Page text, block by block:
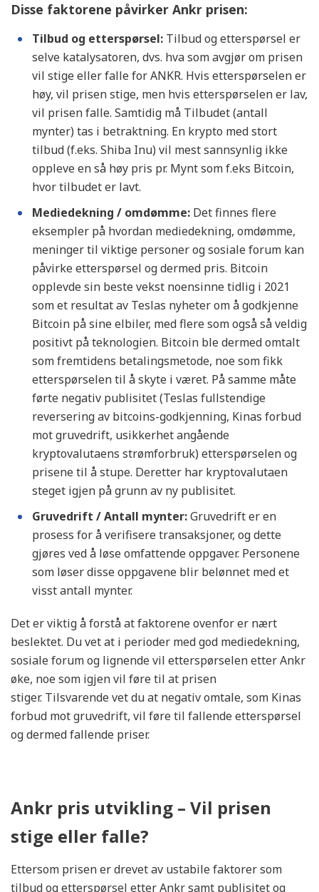
Disse faktorene påvirker Ankr prisen:
Tilbud og etterspørsel: Tilbud og etterspørsel er
selve katalysatoren, dvs. hva som avgjør om prisen
vil stige eller falle for ANKR. Hvis etterspørselen er
høy, vil prisen stige, men hvis etterspørselen er lav,
vil prisen falle. Samtidig må Tilbudet (antall
mynter) tas i betraktning. En krypto med stort
tilbud (f.eks. Shiba Inu) vil mest sannsynlig ikke
oppleve en så høy pris pr. Mynt som f.eks Bitcoin,
hvor tilbudet er lavt.
Mediedekning / omdømme: Det finnes flere
eksempler på hvordan mediedekning, omdømme,
meninger til viktige personer og sosiale forum kan
påvirke etterspørsel og dermed pris. Bitcoin
opplevde sin beste vekst noensinne tidlig i 2021
som et resultat av Teslas nyheter om å godkjenne
Bitcoin på sine elbiler, med flere som også så veldig
positivt på teknologien. Bitcoin ble dermed omtalt
som fremtidens betalingsmetode, noe som fikk
etterspørselen til å skyte i været. På samme måte
førte negativ publisitet (Teslas fullstendige
reversering av bitcoins-godkjenning, Kinas forbud
mot gruvedrift, usikkerhet angående
kryptovalutaens strømforbruk) etterspørselen og
prisene til å stupe. Deretter har kryptovalutaen
steget igjen på grunn av ny publisitet.
Gruvedrift / Antall mynter:Gruvedrift er en
prosess for å verifisere transaksjoner, og dette
gjøres ved å løse omfattende oppgaver. Personene
som løser disse oppgavene blir belønnet med et
visst antall mynter.
Det er viktig å forstå at faktorene ovenfor er nært
beslektet. Du vet at i perioder med god mediedekning,
sosiale forum og lignende vil etterspørselen etter Ankr
øke, noe som igjen vil føre til at prisen
stiger. Tilsvarende vet du at negativ omtale, som Kinas
forbud mot gruvedrift, vil føre til fallende etterspørsel
og dermed fallende priser.
Ankr pris utvikling – Vil prisen
stige eller falle?
Ettersom prisen er drevet av ustabile faktorer som
tilbud og etterspørsel etter Ankr samt publisitet og